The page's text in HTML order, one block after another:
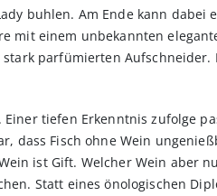
buhlen. Am Ende kann dabei
mit einem unbekannten
parfümierten Aufschneider.
tiefen Erkenntnis zufolge
dass Fisch ohne Wein
ist Gift. Welcher Wein aber
Statt eines önologischen